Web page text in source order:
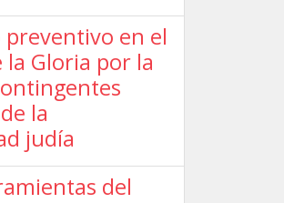
en el
la Gloria por la
la
judía
del